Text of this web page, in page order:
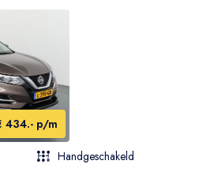
434.- p/m
Handgeschakeld